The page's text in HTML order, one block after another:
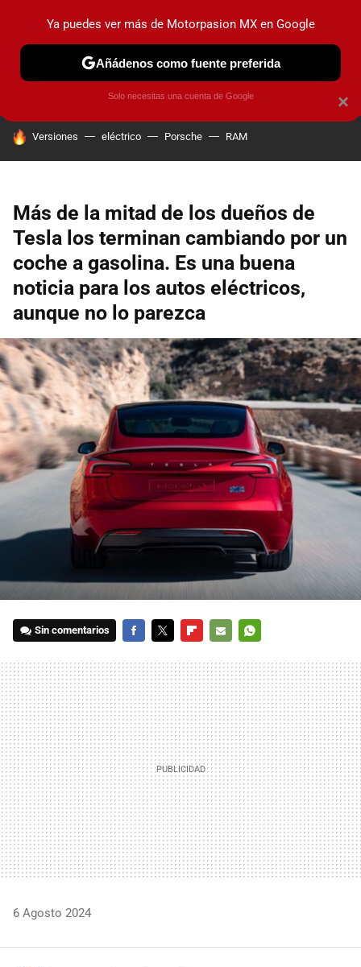
PRUEBAS INDUSTRIA HOY NO CIRCULA
HOY SE HABLA DE
Versiones eléctrico Porsche RAM
Más de la mitad de los dueños de
Tesla los terminan cambiando por un
coche a gasolina. Es una buena
noticia para los autos eléctricos,
aunque no lo parezca
Sin comentarios
MAIL
6 Agosto 2024
×
Ya puedes ver más de Motorpasion MX en Google
Añádenos como fuente preferida
Solo necesitas una cuenta de Google